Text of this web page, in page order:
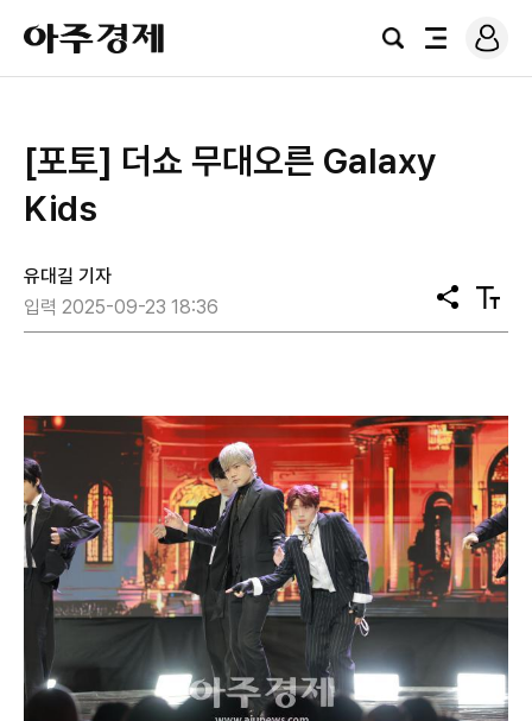
아
주
경
검
전
로
그
[포토] 더쇼 무대오른 Galaxy
Kids
유대길 기자
입력 2025-09-23 18:36
공
유
텍
스